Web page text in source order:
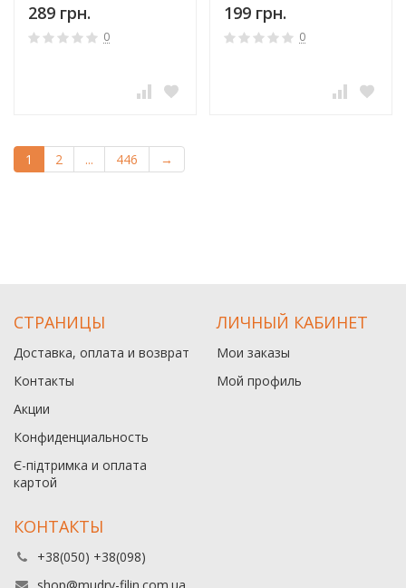
289 грн.
0
199 грн.
0
1 2 ... 446 →
СТРАНИЦЫ
Доставка, оплата и возврат
Контакты
Акции
Конфиденциальность
Є-підтримка и оплата
картой
ЛИЧНЫЙ КАБИНЕТ
Мои заказы
Мой профиль
КОНТАКТЫ
+38(050) +38(098)